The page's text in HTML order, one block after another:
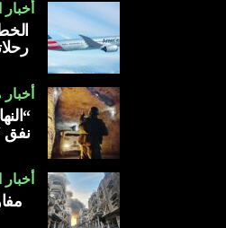
أخبار
نفق “عماد 4”